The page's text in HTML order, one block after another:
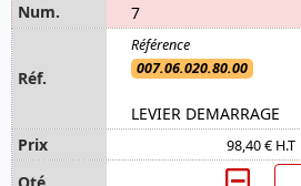
7
007.06.020.80.00
LEVIER DEMARRAGE
98,40 € H.T